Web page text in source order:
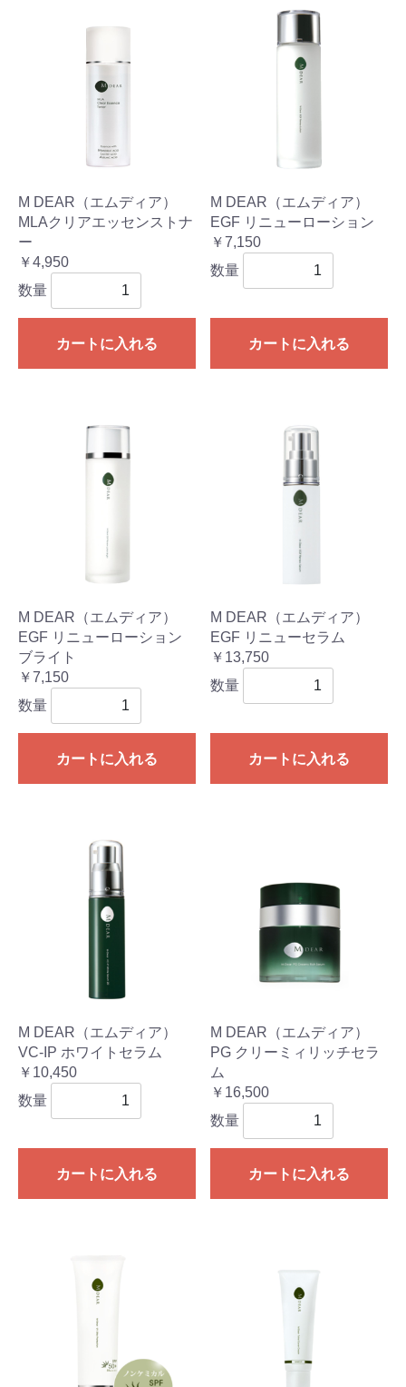
M DEAR（エムディア）
MLAクリアエッセンストナ
ー
￥4,950
数量
カートに入れる
M DEAR（エムディア）
EGF リニューローション
￥7,150
数量
カートに入れる
M DEAR（エムディア）
EGF リニューローション
ブライト
￥7,150
数量
カートに入れる
M DEAR（エムディア）
EGF リニューセラム
￥13,750
数量
カートに入れる
M DEAR（エムディア）
VC-IP ホワイトセラム
￥10,450
数量
カートに入れる
M DEAR（エムディア）
PG クリーミィリッチセラ
ム
￥16,500
数量
カートに入れる